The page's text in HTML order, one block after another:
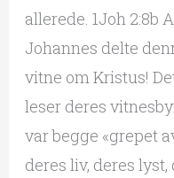
allerede. 1Joh 2:8b
Johannes delte
vitne om Kristus!
leser deres
var begge «grepet
deres liv, deres